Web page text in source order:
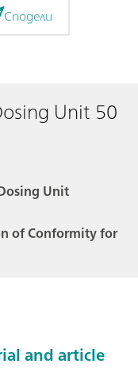
Сподели
Unit 50
Unit
of Conformity for
and article